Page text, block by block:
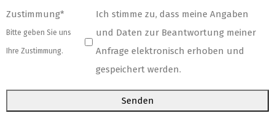
Zustimmung*
Bitte geben Sie uns
Ihre Zustimmung.
Ich stimme zu, dass meine Angaben
und Daten zur Beantwortung meiner
Anfrage elektronisch erhoben und
gespeichert werden.
Senden